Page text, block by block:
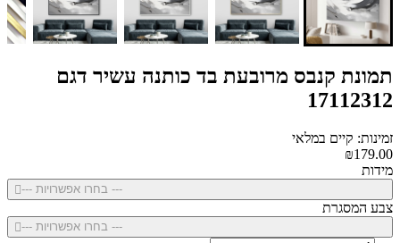
תמונת קנבס מרובעת בד כותנה עשיר דגם
17112312
זמינות: קיים במלאי
₪179.00
מידות
--- בחרו אפשרויות ---
צבע המסגרת
--- בחרו אפשרויות ---